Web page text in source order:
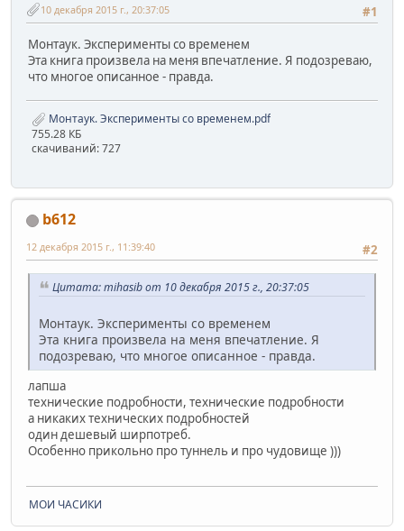
#1
10 декабря 2015 г., 20:37:05
Монтаук. Эксперименты со временем
Эта книга произвела на меня впечатление. Я подозреваю,
что многое описанное - правда.
Монтаук. Эксперименты со временем.pdf
755.28 КБ
скачиваний: 727
b612
#2
12 декабря 2015 г., 11:39:40
Цитата: mihasib от 10 декабря 2015 г., 20:37:05
Монтаук. Эксперименты со временем
Эта книга произвела на меня впечатление. Я
подозреваю, что многое описанное - правда.
лапша
технические подробности, технические подробности
а никаких технических подробностей
один дешевый ширпотреб.
Особенно прикольно про туннель и про чудовище )))
МОИ ЧАСИКИ